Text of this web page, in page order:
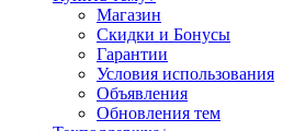
Магазин
Скидки и Бонусы
Гарантии
Условия использования
Объявления
Обновления тем